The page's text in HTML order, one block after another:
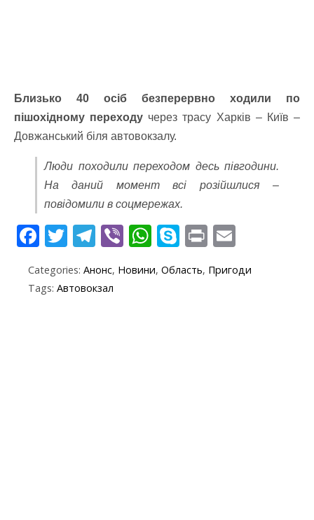
Близько 40 осіб безперервно ходили по
пішохідному переходу через трасу Харків – Київ –
Довжанський біля автовокзалу.
Люди походили переходом десь півгодини.
На даний момент всі розійшлися –
повідомили в соцмережах.
F
e
b
T
itt
T
e
Vi
er
W
at
S
y
Pr
t ai
Categories: Анонс, Новини, Область, Пригоди
Tags: Автовокзал